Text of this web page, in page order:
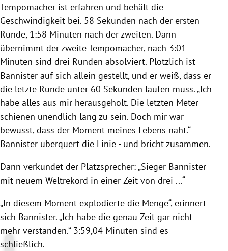
Tempomacher ist erfahren und behält die
Geschwindigkeit bei. 58 Sekunden nach der ersten
Runde, 1:58 Minuten nach der zweiten. Dann
übernimmt der zweite Tempomacher, nach 3:01
Minuten sind drei Runden absolviert. Plötzlich ist
Bannister auf sich allein gestellt, und er weiß, dass er
die letzte Runde unter 60 Sekunden laufen muss. „Ich
habe alles aus mir herausgeholt. Die letzten Meter
schienen unendlich lang zu sein. Doch mir war
bewusst, dass der Moment meines Lebens naht.“
Bannister überquert die Linie - und bricht zusammen.
Dann verkündet der Platzsprecher: „Sieger Bannister
mit neuem Weltrekord in einer Zeit von drei ...“
„In diesem Moment explodierte die Menge“, erinnert
sich Bannister. „Ich habe die genau Zeit gar nicht
mehr verstanden.“ 3:59,04 Minuten sind es
schließlich.